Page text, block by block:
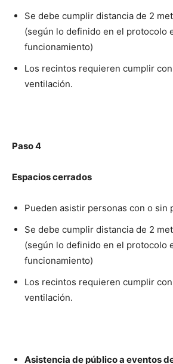
Se debe cumplir distancia de 2
(según lo definido en el protocolo
funcionamiento)
Los recintos requieren cumplir
ventilación.
Paso 4
Espacios cerrados
Pueden asistir personas con o sin
Se debe cumplir distancia de 2
(según lo definido en el protocolo
funcionamiento)
Los recintos requieren cumplir
ventilación.
Asistencia de público a eventos